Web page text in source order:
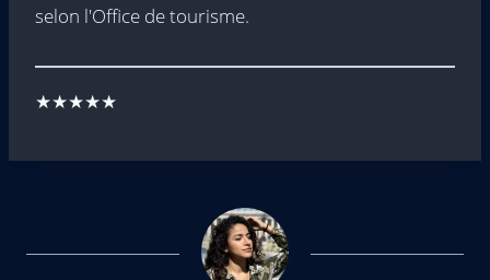
selon l'Office de tourisme.
★★★★★